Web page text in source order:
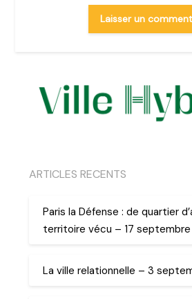
ARTICLES RECENTS
Paris la Défense : de quartier
territoire vécu – 17
La ville relationnelle – 3